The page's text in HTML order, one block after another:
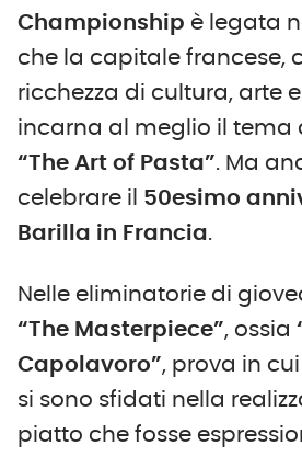
Championship è legata
che la capitale francese,
ricchezza di cultura, arte
incarna al meglio il tema
“The Art of Pasta”. Ma
celebrare il 50esimo
Barilla in Francia.
Nelle eliminatorie di
“The Masterpiece”, ossia
Capolavoro”, prova in
si sono sfidati nella
piatto che fosse